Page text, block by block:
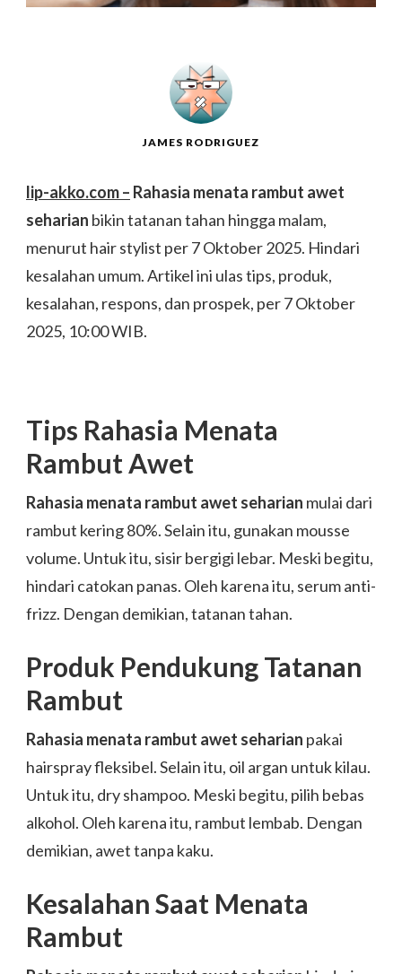
JAMES RODRIGUEZ
lip-akko.com – Rahasia menata rambut awet
seharian bikin tatanan tahan hingga malam,
menurut hair stylist per 7 Oktober 2025. Hindari
kesalahan umum. Artikel ini ulas tips, produk,
kesalahan, respons, dan prospek, per 7 Oktober
2025, 10:00 WIB.
Tips Rahasia Menata
Rambut Awet
Rahasia menata rambut awet seharian mulai dari
rambut kering 80%. Selain itu, gunakan mousse
volume. Untuk itu, sisir bergigi lebar. Meski begitu,
hindari catokan panas. Oleh karena itu, serum anti-
frizz. Dengan demikian, tatanan tahan.
Produk Pendukung Tatanan
Rambut
Rahasia menata rambut awet seharian pakai
hairspray fleksibel. Selain itu, oil argan untuk kilau.
Untuk itu, dry shampoo. Meski begitu, pilih bebas
alkohol. Oleh karena itu, rambut lembab. Dengan
demikian, awet tanpa kaku.
Kesalahan Saat Menata
Rambut